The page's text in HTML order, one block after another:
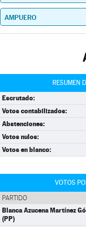
RESUMEN
Escrutado:
Votos contabilizados:
Abstenciones:
Votos nulos:
Votos en blanco:
VOTOS
PARTIDO
Blanca Azucena Martínez
(PP)